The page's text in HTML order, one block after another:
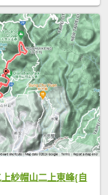
紗帽山二上東峰{自